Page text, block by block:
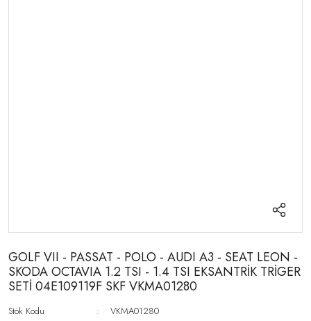
GOLF VII - PASSAT - POLO - AUDI A3 - SEAT LEON -
SKODA OCTAVIA 1.2 TSI - 1.4 TSI EKSANTRİK TRİGER
SETİ 04E109119F SKF VKMA01280
Stok Kodu
VKMA01280